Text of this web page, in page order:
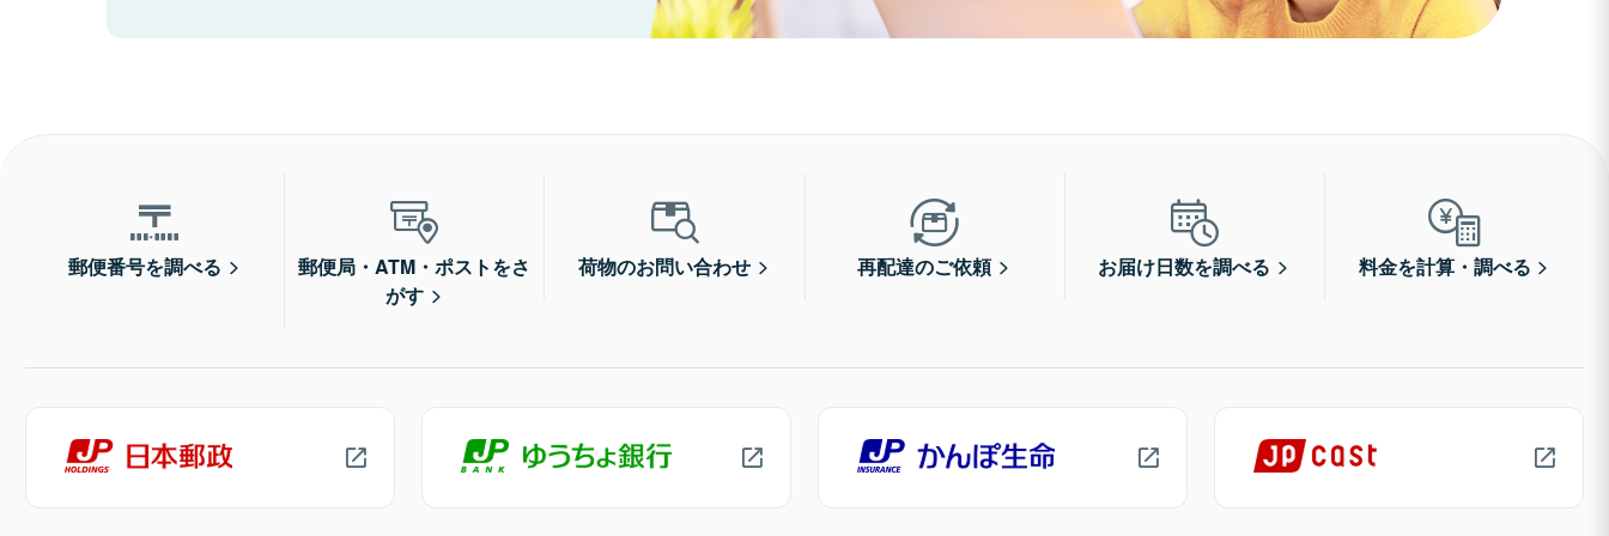
郵便番号を調べる
郵便局・ATM・ポストをさ
がす
荷物のお問い合わせ 再配達のご依頼 お届け日数を調べる 料金を計算・調べる